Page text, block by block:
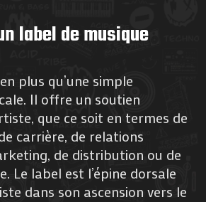
label de musique
plus qu’une simple
Il offre un soutien
que ce soit en termes de
carrière, de relations
de distribution ou de
Le label est l’épine dorsale
dans son ascension vers le